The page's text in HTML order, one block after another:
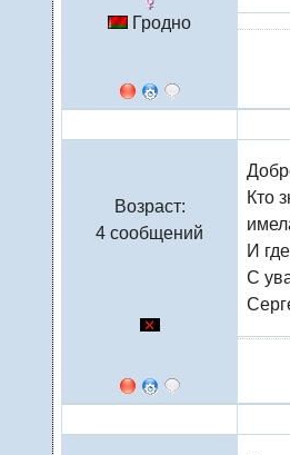
Гродно
Возраст:
4 сообщений
Кто
И
С